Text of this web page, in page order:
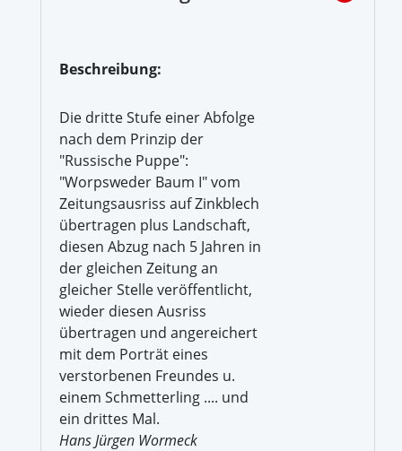
Beschreibung:
Die dritte Stufe einer Abfolge
nach dem Prinzip der
"Russische Puppe":
"Worpsweder Baum I" vom
Zeitungsausriss auf Zinkblech
übertragen plus Landschaft,
diesen Abzug nach 5 Jahren in
der gleichen Zeitung an
gleicher Stelle veröffentlicht,
wieder diesen Ausriss
übertragen und angereichert
mit dem Porträt eines
verstorbenen Freundes u.
einem Schmetterling .... und
ein drittes Mal.
Hans Jürgen Wormeck